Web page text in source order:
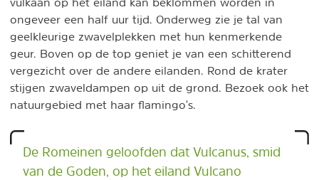
ongeveer een half uur tijd. Onderweg zie je tal van
geelkleurige zwavelplekken met hun kenmerkende
geur. Boven op de top geniet je van een schitterend
vergezicht over de andere eilanden. Rond de krater
stijgen zwaveldampen op uit de grond. Bezoek ook het
natuurgebied met haar flamingo's.
De Romeinen geloofden dat Vulcanus, smid
van de Goden, op het eiland Vulcano